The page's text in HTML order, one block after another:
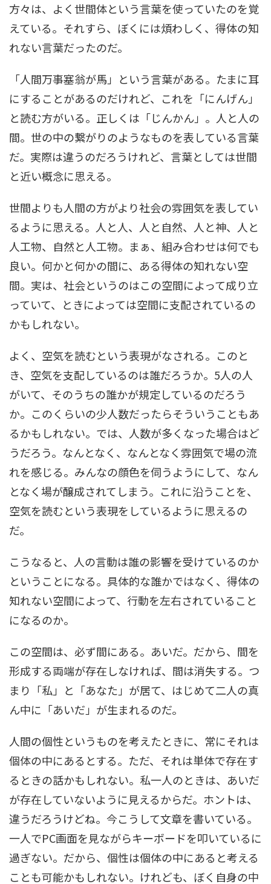
方々は、よく世間体という言葉を使っていたのを覚
えている。それすら、ぼくには煩わしく、得体の知
れない言葉だったのだ。
「人間万事塞翁が馬」という言葉がある。たまに耳
にすることがあるのだけれど、これを「にんげん」
と読む方がいる。正しくは「じんかん」。人と人の
間。世の中の繋がりのようなものを表している言葉
だ。実際は違うのだろうけれど、言葉としては世間
と近い概念に思える。
世間よりも人間の方がより社会の雰囲気を表してい
るように思える。人と人、人と自然、人と神、人と
人工物、自然と人工物。まぁ、組み合わせは何でも
良い。何かと何かの間に、ある得体の知れない空
間。実は、社会というのはこの空間によって成り立
っていて、ときによっては空間に支配されているの
かもしれない。
よく、空気を読むという表現がなされる。このと
き、空気を支配しているのは誰だろうか。5人の人
がいて、そのうちの誰かが規定しているのだろう
か。このくらいの少人数だったらそういうこともあ
るかもしれない。では、人数が多くなった場合はど
うだろう。なんとなく、なんとなく雰囲気で場の流
れを感じる。みんなの顔色を伺うようにして、なん
となく場が醸成されてしまう。これに沿うことを、
空気を読むという表現をしているように思えるの
だ。
こうなると、人の言動は誰の影響を受けているのか
ということになる。具体的な誰かではなく、得体の
知れない空間によって、行動を左右されていること
になるのか。
この空間は、必ず間にある。あいだ。だから、間を
形成する両端が存在しなければ、間は消失する。つ
まり「私」と「あなた」が居て、はじめて二人の真
ん中に「あいだ」が生まれるのだ。
人間の個性というものを考えたときに、常にそれは
個体の中にあるとする。ただ、それは単体で存在す
るときの話かもしれない。私一人のときは、あいだ
が存在していないように見えるからだ。ホントは、
違うだろうけどね。今こうして文章を書いている。
一人でPC画面を見ながらキーボードを叩いているに
過ぎない。だから、個性は個体の中にあると考える
ことも可能かもしれない。けれども、ぼく自身の中